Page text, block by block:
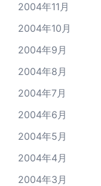
2004年11月
2004年10月
2004年9月
2004年8月
2004年7月
2004年6月
2004年5月
2004年4月
2004年3月